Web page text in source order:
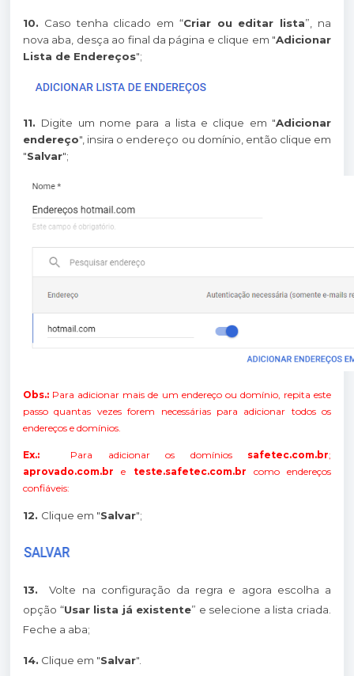
10. Caso tenha clicado em “Criar ou editar lista”, na
nova aba, desça ao final da página e clique em "Adicionar
Lista de Endereços";
11. Digite um nome para a lista e clique em "Adicionar
endereço", insira o endereço ou domínio, então clique em
"Salvar";
Obs.: Para adicionar mais de um endereço ou domínio, repita este
passo quantas vezes forem necessárias para adicionar todos os
endereços e domínios.
Ex.: Para adicionar os domínios safetec.com.br;
aprovado.com.br e teste.safetec.com.br como endereços
confiáveis:
12. Clique em "Salvar";
13. Volte na configuração da regra e agora escolha a
opção “Usar lista já existente” e selecione a lista criada.
Feche a aba;
14. Clique em "Salvar".